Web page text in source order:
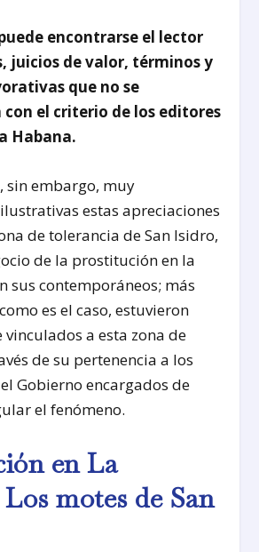
encontrarse el lector
juicios de valor, términos y
que no se
con el criterio de los editores
Habana.
sin embargo, muy
estas apreciaciones
de tolerancia de San Isidro,
de la prostitución en la
sus contemporáneos; más
es el caso, estuvieron
vinculados a esta zona de
de su pertenencia a los
Gobierno encargados de
el fenómeno.
en La
motes de San